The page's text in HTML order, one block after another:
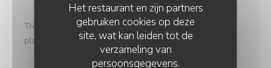
Het restaurant en zijn partners
gebruiken cookies op deze
site, wat kan leiden tot de
verzameling van
persoonsgegevens.
Très belle découverte, un accueil très sympathique. Les
plats notamment les mezze sont délicieux.
Les Vignes du Liban Paris heeft op deze